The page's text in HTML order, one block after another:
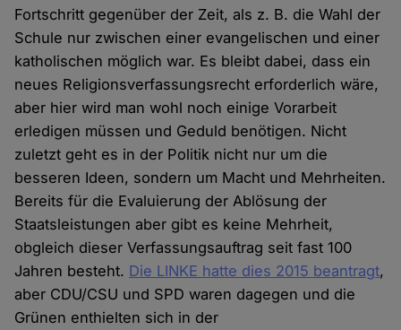
Fortschritt gegenüber der Zeit, als z. B. die Wahl der
Schule nur zwischen einer evangelischen und einer
katholischen möglich war. Es bleibt dabei, dass ein
neues Religionsverfassungsrecht erforderlich wäre,
aber hier wird man wohl noch einige Vorarbeit
erledigen müssen und Geduld benötigen. Nicht
zuletzt geht es in der Politik nicht nur um die
besseren Ideen, sondern um Macht und Mehrheiten.
Bereits für die Evaluierung der Ablösung der
Staatsleistungen aber gibt es keine Mehrheit,
obgleich dieser Verfassungsauftrag seit fast 100
Jahren besteht. Die LINKE hatte dies 2015 beantragt,
aber CDU/CSU und SPD waren dagegen und die
Grünen enthielten sich in der